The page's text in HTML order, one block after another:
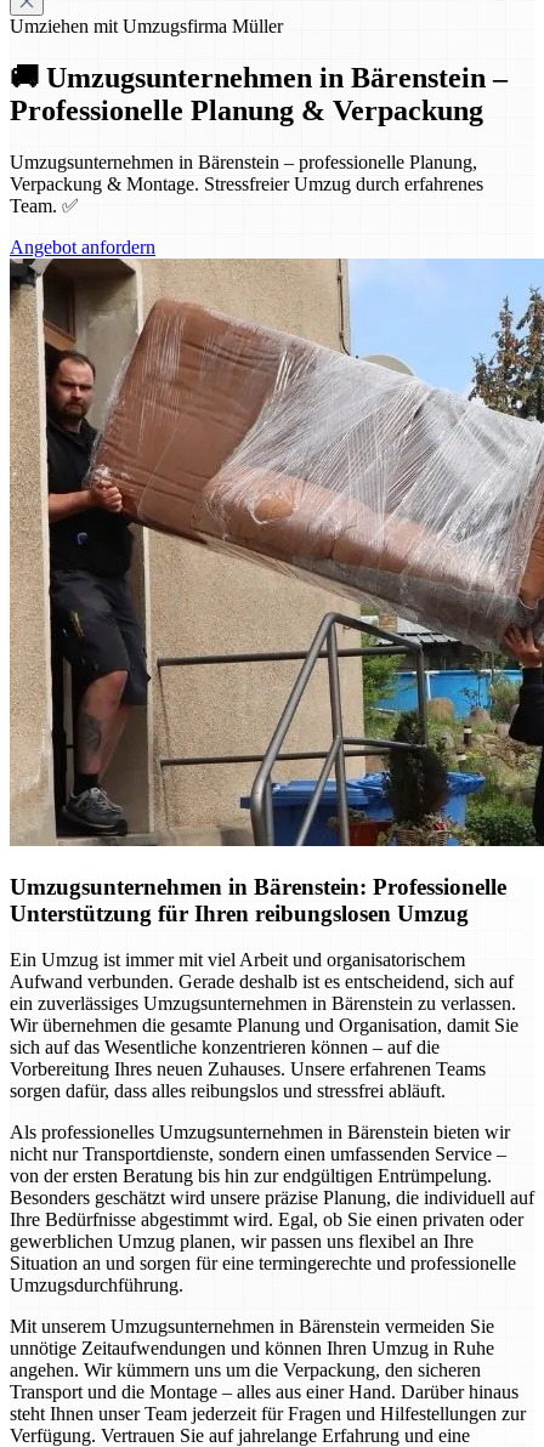
Umziehen mit Umzugsfirma Müller
🚚 Umzugsunternehmen in Bärenstein –
Professionelle Planung & Verpackung
Umzugsunternehmen in Bärenstein – professionelle Planung,
Verpackung & Montage. Stressfreier Umzug durch erfahrenes
Team. ✅
Angebot anfordern
Umzugsunternehmen in Bärenstein: Professionelle
Unterstützung für Ihren reibungslosen Umzug
Ein Umzug ist immer mit viel Arbeit und organisatorischem
Aufwand verbunden. Gerade deshalb ist es entscheidend, sich auf
ein zuverlässiges Umzugsunternehmen in Bärenstein zu verlassen.
Wir übernehmen die gesamte Planung und Organisation, damit Sie
sich auf das Wesentliche konzentrieren können – auf die
Vorbereitung Ihres neuen Zuhauses. Unsere erfahrenen Teams
sorgen dafür, dass alles reibungslos und stressfrei abläuft.
Als professionelles Umzugsunternehmen in Bärenstein bieten wir
nicht nur Transportdienste, sondern einen umfassenden Service –
von der ersten Beratung bis hin zur endgültigen Entrümpelung.
Besonders geschätzt wird unsere präzise Planung, die individuell auf
Ihre Bedürfnisse abgestimmt wird. Egal, ob Sie einen privaten oder
gewerblichen Umzug planen, wir passen uns flexibel an Ihre
Situation an und sorgen für eine termingerechte und professionelle
Umzugsdurchführung.
Mit unserem Umzugsunternehmen in Bärenstein vermeiden Sie
unnötige Zeitaufwendungen und können Ihren Umzug in Ruhe
angehen. Wir kümmern uns um die Verpackung, den sicheren
Transport und die Montage – alles aus einer Hand. Darüber hinaus
steht Ihnen unser Team jederzeit für Fragen und Hilfestellungen zur
Verfügung. Vertrauen Sie auf jahrelange Erfahrung und eine